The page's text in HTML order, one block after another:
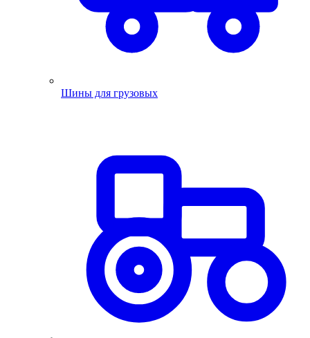
Шины для грузовых